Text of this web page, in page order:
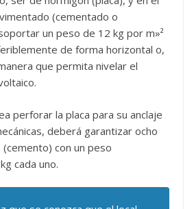
(cementado o
un peso de 12 kg por m»²
de forma horizontal o,
que permita nivelar el
perforar la placa para su anclaje
deberá garantizar ocho
con un peso
cada uno.